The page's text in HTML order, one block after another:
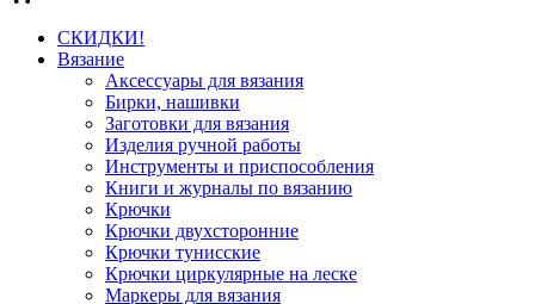
СКИДКИ!
Вязание
Аксессуары для вязания
Бирки, нашивки
Заготовки для вязания
Изделия ручной работы
Инструменты и приспособления
Книги и журналы по вязанию
Крючки
Крючки двухсторонние
Крючки тунисские
Крючки циркулярные на леске
Маркеры для вязания